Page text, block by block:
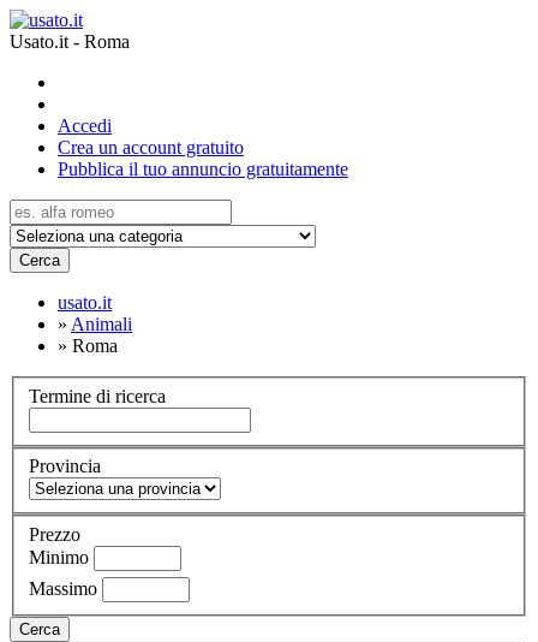
Usato.it - Roma
Accedi
Crea un account gratuito
Pubblica il tuo annuncio gratuitamente
Cerca
usato.it
» Animali
» Roma
Termine di ricerca
Provincia
Prezzo
Minimo
Massimo
Cerca